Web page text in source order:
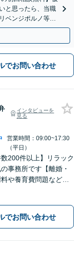
と思ったら、当職
ベンジポルノ等、
も可】
でお問い合わせ
インタビューを
見る
営業時間：09:00~17:30
（平日）
数200件以上】リラック
事務所です【離婚・
や養育費問題など
務問題にスピーディ
も多額の回収実績
でお問い合わせ